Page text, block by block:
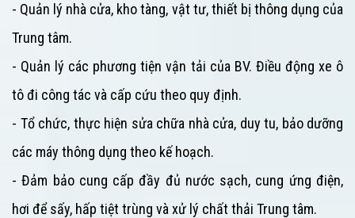
- Quản lý nhà cửa, kho tàng, vật tư, thiết bị thông dụng của
Trung tâm.
- Quản lý các phương tiện vận tải của BV. Điều động xe ô
tô đi công tác và cấp cứu theo quy định.
- Tổ chức, thực hiện sửa chữa nhà cửa, duy tu, bảo dưỡng
các máy thông dụng theo kế hoạch.
- Đảm bảo cung cấp đầy đủ nước sạch, cung ứng điện,
hơi để sấy, hấp tiệt trùng và xử lý chất thải Trung tâm.